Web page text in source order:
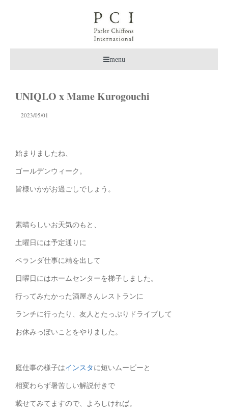
menu
UNIQLO x Mame Kurogouchi
2023/05/01
始まりましたね、
ゴールデンウィーク。
皆様いかがお過ごしでしょう。
素晴らしいお天気のもと、
土曜日には予定通りに
ベランダ仕事に精を出して
日曜日にはホームセンターを梯子しました。
行ってみたかった酒屋さんレストランに
ランチに行ったり、友人とたっぷりドライブして
お休みっぽいことをやりました。
庭仕事の様子はインスタに短いムービーと
相変わらず暑苦しい解説付きで
載せてみてますので、よろしければ。